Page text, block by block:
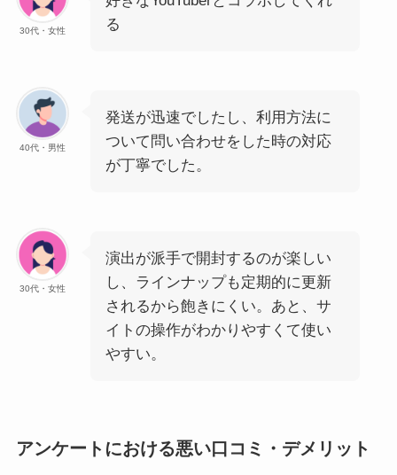
30代・女性
る
40代・男性
発送が迅速でしたし、利用方法に
ついて問い合わせをした時の対応
が丁寧でした。
30代・女性
演出が派手で開封するのが楽しい
し、ラインナップも定期的に更新
されるから飽きにくい。あと、サ
イトの操作がわかりやすくて使い
やすい。
アンケートにおける悪い口コミ・デメリット